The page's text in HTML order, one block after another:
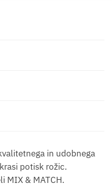
in udobnega
potisk rožic.
MIX & MATCH.